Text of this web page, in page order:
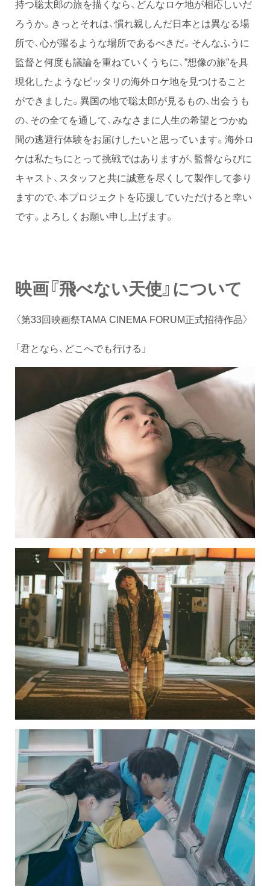
持つ聡太郎の旅を描くなら、どんなロケ地が相応しいだ
ろうか。きっとそれは、慣れ親しんだ日本とは異なる場
所で、心が躍るような場所であるべきだ。そんなふうに
監督と何度も議論を重ねていくうちに、”想像の旅”を具
現化したようなピッタリの海外ロケ地を見つけること
ができました。異国の地で聡太郎が見るもの、出会うも
の、その全てを通して、みなさまに人生の希望とつかぬ
間の逃避行体験をお届けしたいと思っています。海外ロ
ケは私たちにとって挑戦ではありますが、監督ならびに
キャスト、スタッフと共に誠意を尽くして製作して参り
ますので、本プロジェクトを応援していただけると幸い
です。よろしくお願い申し上げます。
映画『飛べない天使』について
〈第33回映画祭TAMA CINEMA FORUM正式招待作品〉
「君となら、どこへでも行ける」